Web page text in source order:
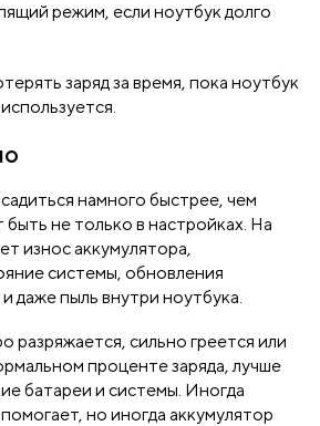
режим, если ноутбук долго
заряд за время, пока ноутбук
намного быстрее, чем
не только в настройках. На
износ аккумулятора,
системы, обновления
даже пыль внутри ноутбука.
разряжается, сильно греется или
проценте заряда, лучше
батареи и системы. Иногда
но иногда аккумулятор